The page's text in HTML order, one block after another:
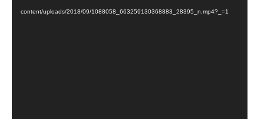
content/uploads/2018/09/1088058_663259130368883_28395_n.mp4?_=1